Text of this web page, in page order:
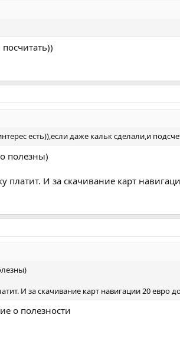
есть)),если даже кальк сделали,и
полезны)
платит. И за скачивание карт
И за скачивание карт навигации 20 евро
о полезности